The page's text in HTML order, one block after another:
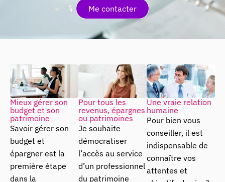
Me contacter
Pour tous les
revenus, épargnes
ou patrimoines
Je souhaite
démocratiser
l’accès au service
d’un professionnel
du patrimoine
Une vraie relation
humaine
Pour bien vous
conseiller, il est
indispensable de
connaître vos
attentes et
Mieux gérer son
budget et son
patrimoine
Savoir gérer son
budget et
épargner est la
première étape
dans la